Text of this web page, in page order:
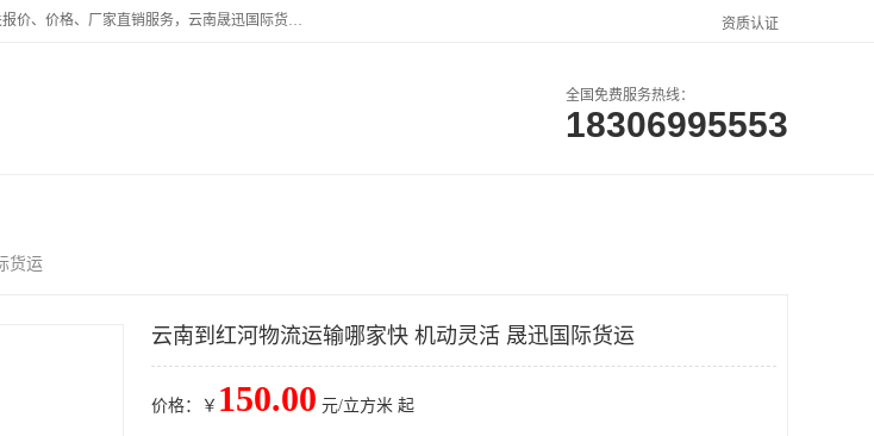
云南晟迅国际货运代理有限公司提供瑞丽口岸、磨憨口岸、腾冲口岸报关、报检，缅甸、老挝物流清关报价、价格、厂家直销服务，云南晟迅国际货运代理有限公司，由一支精通业务、经验丰富、责任心强的专业团队组建于,云南晟迅国际货运代理有限公司商铺。 资质认证
全国免费服务热线：
18306995553
货运
云南到红河物流运输哪家快 机动灵活 晟迅国际货运
价格：￥ 150.00 元/立方米 起